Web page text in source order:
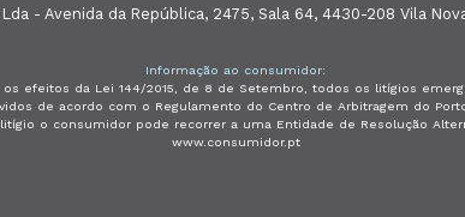
- Avenida da República, 2475, Sala 64, 4430-208 Vila
Informação ao consumidor:
efeitos da Lei 144/2015, de 8 de Setembro, todos os litígios
de acordo com o Regulamento do Centro de Arbitragem do
o consumidor pode recorrer a uma Entidade de Resolução
www.consumidor.pt